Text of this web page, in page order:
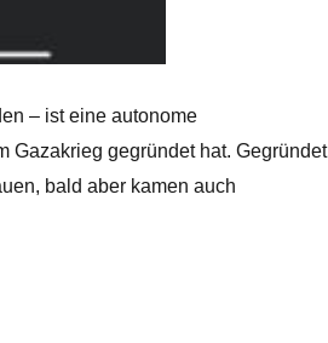
– ist eine autonome
Gazakrieg gegründet hat. Gegründet
bald aber kamen auch